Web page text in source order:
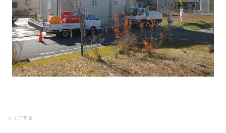
シェアする